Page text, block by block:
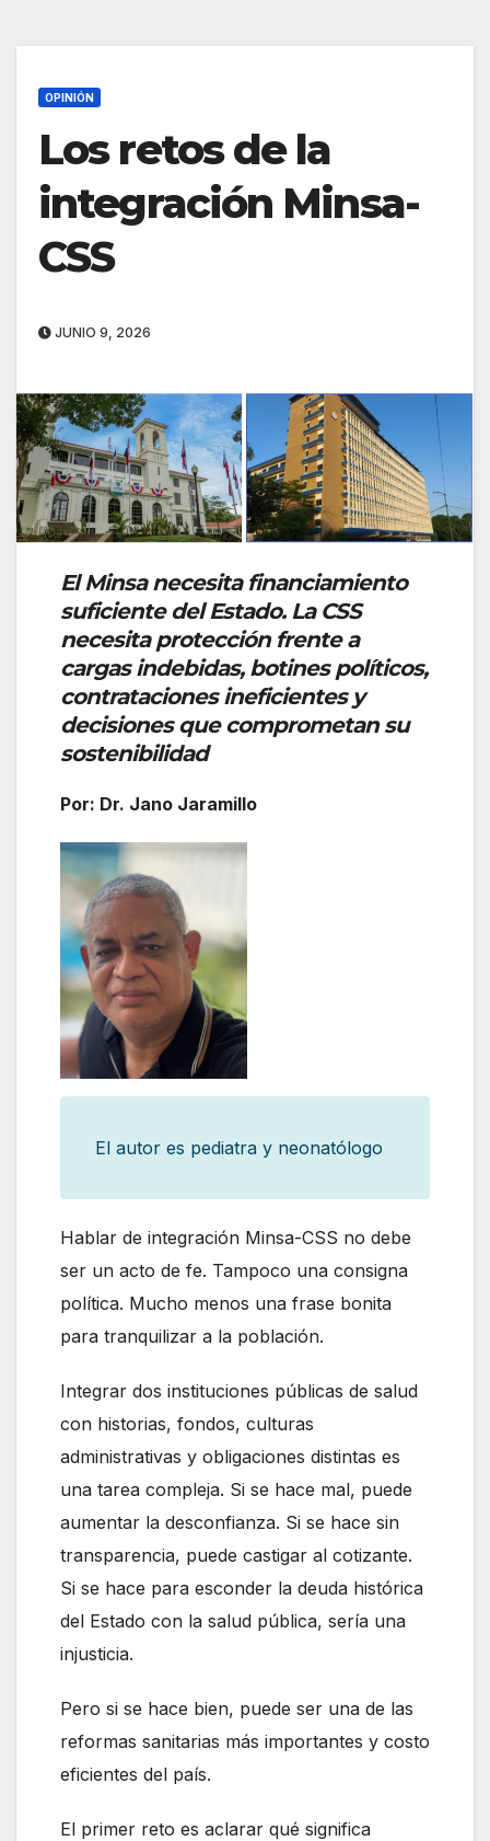
OPINIÓN
Los retos de la
integración Minsa-
CSS
JUNIO 9, 2026
El Minsa necesita financiamiento
suficiente del Estado. La CSS
necesita protección frente a
cargas indebidas, botines políticos,
contrataciones ineficientes y
decisiones que comprometan su
sostenibilidad
Por: Dr. Jano Jaramillo
El autor es pediatra y neonatólogo
Hablar de integración Minsa-CSS no debe
ser un acto de fe. Tampoco una consigna
política. Mucho menos una frase bonita
para tranquilizar a la población.
Integrar dos instituciones públicas de salud
con historias, fondos, culturas
administrativas y obligaciones distintas es
una tarea compleja. Si se hace mal, puede
aumentar la desconfianza. Si se hace sin
transparencia, puede castigar al cotizante.
Si se hace para esconder la deuda histórica
del Estado con la salud pública, sería una
injusticia.
Pero si se hace bien, puede ser una de las
reformas sanitarias más importantes y costo
eficientes del país.
El primer reto es aclarar qué significa